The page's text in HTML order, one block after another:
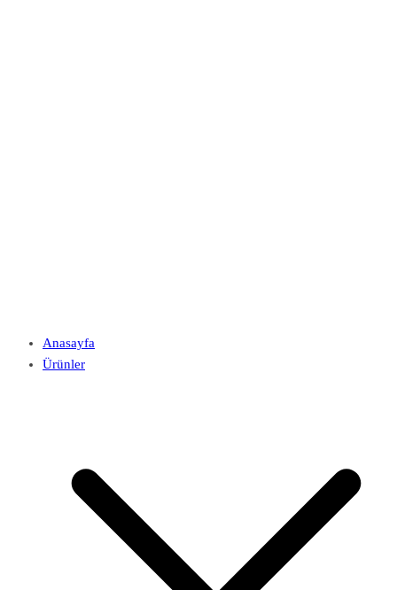
Anasayfa
Ürünler